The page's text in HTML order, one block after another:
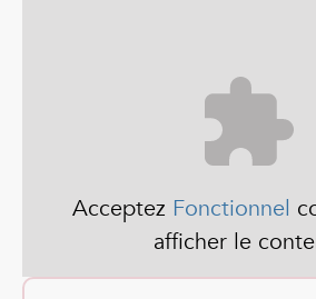
Acceptez Fonctionnel
afficher le